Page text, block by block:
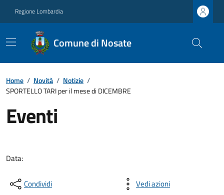
Regione Lombardia
Comune di Nosate
Home / Novità / Notizie /
SPORTELLO TARI per il mese di DICEMBRE
Eventi
Data:
Condividi Vedi azioni